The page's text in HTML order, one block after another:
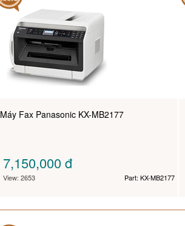
Máy Fax Panasonic KX-MB2177
7,150,000đ
View: 2653 Part: KX-MB2177